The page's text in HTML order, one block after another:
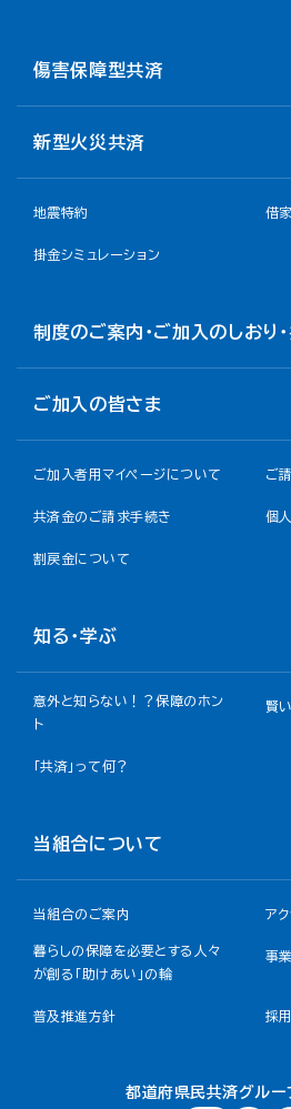
傷害保障型共済
新型火災共済
地震特約 借
掛金シミュレーション
制度のご案内・ご加入のしおり
ご加入の皆さま
ご加入者用マイページについて ご
共済金のご請求手続き 個
割戻金について​
知る・学ぶ
意外と知らない！？保障のホン
ト
賢
「共済」って何？
当組合について
当組合のご案内 アク
暮らしの保障を必要とする人々
が創る「助けあい」の輪
事
普及推進方針 採
都道府県民共済グルー